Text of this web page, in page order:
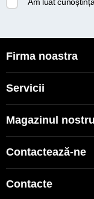
Firma noastra
Servicii
Magazinul
Contactează-ne
Contacte